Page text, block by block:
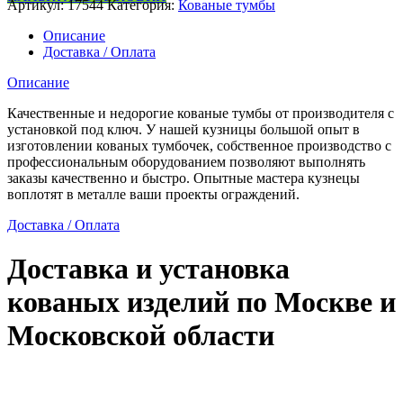
стеклянная
тумба
Артикул:17544 Категория: Кованые тумбы
Описание
Доставка / Оплата
Описание
Качественные и недорогие кованые тумбы от производителя с
установкой под ключ. У нашей кузницы большой опыт в
изготовлении кованых тумбочек, собственное производство с
профессиональным оборудованием позволяют выполнять
заказы качественно и быстро. Опытные мастера кузнецы
воплотят в металле ваши проекты ограждений.
Доставка / Оплата
Доставка и установка
кованых изделий по Москве и
Московской области